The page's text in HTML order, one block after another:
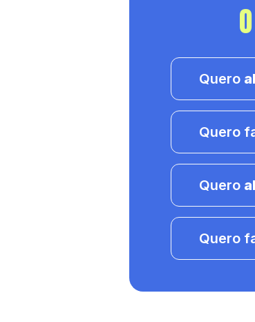
Quero
Quero
Quero
Quero